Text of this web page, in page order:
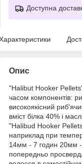
Доступна
Опис
"Halibut Hooker
часом компонентів:
високоякісний
вміст білка 40% і
"Halibud Hooker
наприклад при
14мм - 7 годин 20мм -
попередньо